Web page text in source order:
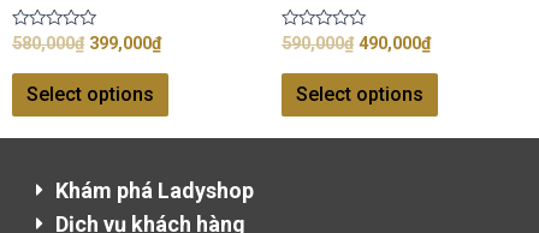
Rated
out
580,000₫ 399,000₫
Select options
Rated
out
590,000₫ 490,000₫
Select options
Khám phá Ladyshop​
Dịch vụ khách hàng​